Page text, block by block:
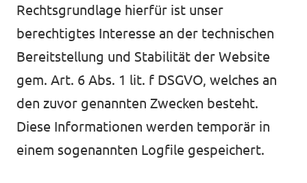
Rechtsgrundlage hierfür ist unser
berechtigtes Interesse an der technischen
Bereitstellung und Stabilität der Website
gem. Art. 6 Abs. 1 lit. f DSGVO, welches an
den zuvor genannten Zwecken besteht.
Diese Informationen werden temporär in
einem sogenannten Logfile gespeichert.